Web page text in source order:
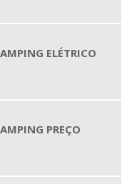
ELÉTRICO
PREÇO